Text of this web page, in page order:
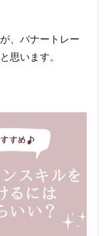
、バナートレー
思います。